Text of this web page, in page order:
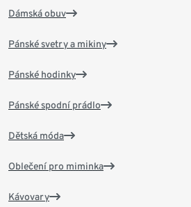
Dámská obuv
Pánské svetry a mikiny
Pánské hodinky
Pánské spodní prádlo
Dětská móda
Oblečení pro miminka
Kávovary